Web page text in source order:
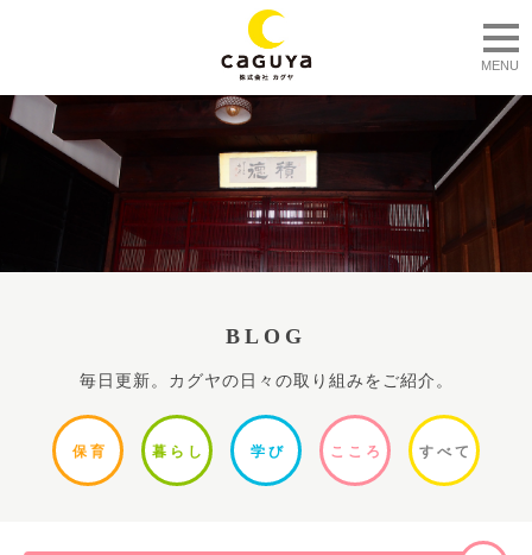
MENU
BLOG
毎日更新。カグヤの日々の取り組みをご紹介。
保 育 暮ら し 学 び ここ ろ すべて